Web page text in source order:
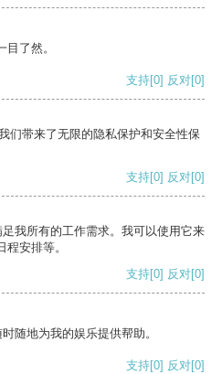
了然。
支持[0] 反对[0]
们带来了无限的隐私保护和安全性保
支持[0] 反对[0]
我所有的工作需求。我可以使用它来
安排等。
支持[0] 反对[0]
随地为我的娱乐提供帮助。
支持[0] 反对[0]